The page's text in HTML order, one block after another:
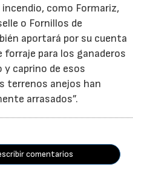
como Formariz,
o Fornillos de
aportará por su cuenta
forraje para los ganaderos
y caprino de esos
terrenos anejos han
arrasados”.
comentarios